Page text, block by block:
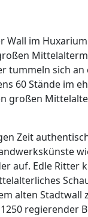
Wall im
tummeln sich
60 Stände im
großen
Zeit
auf. Edle Ritter
alten Stadtwall
regierender